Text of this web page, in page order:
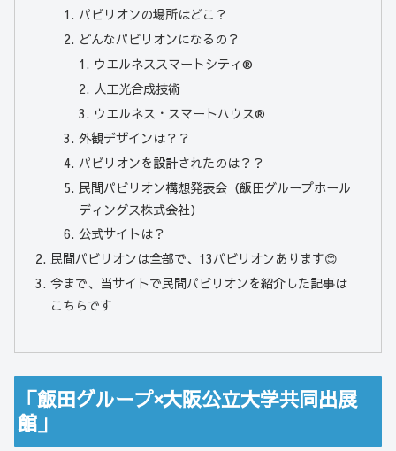
パビリオンの場所はどこ？
どんなパビリオンになるの？
ウエルネススマートシティ®
人工光合成技術
ウエルネス・スマートハウス®
外観デザインは？？
パビリオンを設計されたのは？？
民間パビリオン構想発表会（飯田グループホール
ディングス株式会社）
公式サイトは？
民間パビリオンは全部で、13パビリオンあります😊
今まで、当サイトで民間パビリオンを紹介した記事は
こちらです
「飯田グループ×大阪公立大学共同出展
館」